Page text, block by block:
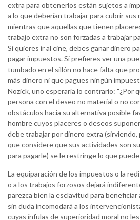
extra para obtenerlos están sujetos a
a lo que deberían trabajar para cubrir sus
mientras que aquellas que tienen
trabajo extra no son forzadas a trabajar
Si quieres ir al cine, debes ganar dinero
pagar impuestos. Si prefieres ver una
tumbado en el sillón no hace falta que
más dinero ni que pagues ningún
Nozick, uno esperaría lo contrario: "¿Por
persona con el deseo no material o no
obstáculos hacia su alternativa posible
hombre cuyos placeres o deseos
debe trabajar por dinero extra (sirviendo,
que considere que sus actividades son
para pagarle) se le restringe lo que puede
La equiparación de los impuestos o la
o a los trabajos forzosos dejará
parezca bien la esclavitud para
sin duda incomodará a los
cuyas ínfulas de superioridad moral no